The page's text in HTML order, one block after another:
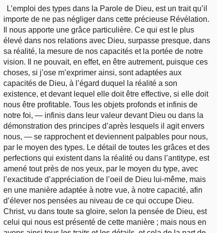
L’emploi des types dans la Parole de Dieu, est un trait qu’il
importe de ne pas négliger dans cette précieuse Révélation.
Il nous apporte une grâce particulière. Ce qui est le plus
élevé dans nos relations avec Dieu, surpasse presque, dans
sa réalité, la mesure de nos capacités et la portée de notre
vision. Il ne pouvait, en effet, en être autrement, puisque ces
choses, si j’ose m’exprimer ainsi, sont adaptées aux
capacités de Dieu, à l’égard duquel la réalité a son
existence, et devant lequel elle doit être effective, si elle doit
nous être profitable. Tous les objets profonds et infinis de
notre foi, — infinis dans leur valeur devant Dieu ou dans la
démonstration des principes d’après lesquels il agit envers
nous, — se rapprochent et deviennent palpables pour nous,
par le moyen des types. Le détail de toutes les grâces et des
perfections qui existent dans la réalité ou dans l’antitype, est
amené tout près de nos yeux, par le moyen du type, avec
l’exactitude d’appréciation de l’oeil de Dieu lui-même, mais
en une manière adaptée à notre vue, à notre capacité, afin
d’élever nos pensées au niveau de ce qui occupe Dieu.
Christ, vu dans toute sa gloire, selon la pensée de Dieu, est
celui qui nous est présenté de cette manière ; mais nous en